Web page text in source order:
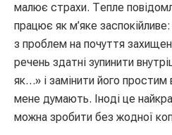
малює страхи. Тепле
працює як м’яке
з проблем на почуття
речень здатні зупинити
як…» і замінити його
мене думають. Іноді це
можна зробити без жодної